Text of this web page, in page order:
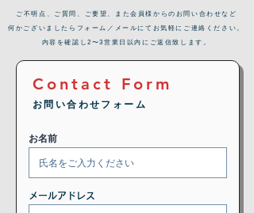
​ご不明点、ご質問、ご要望、また会員様からのお問い合わせなど
何かございましたらフォーム／メールにてお気軽にご連絡ください。
内容を確認し2〜3営業日以内にご返信致します。
Contact Form
お問い合わせフォーム
お名前
メールアドレス